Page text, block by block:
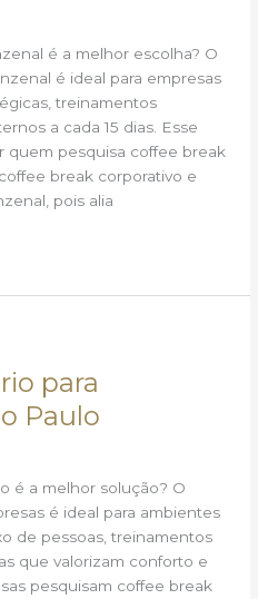
é a melhor escolha? O
é ideal para empresas
treinamentos
a cada 15 dias. Esse
quem pesquisa coffee break
break corporativo e
pois alia
para
Paulo
é a melhor solução? O
é ideal para ambientes
de pessoas, treinamentos
que valorizam conforto e
pesquisam coffee break